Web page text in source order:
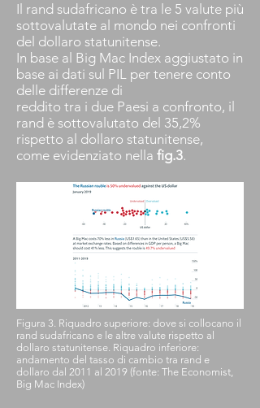
Il rand sudafricano è tra le 5 valute più
sottovalutate al mondo nei confronti
del dollaro statunitense.
In base al Big Mac Index aggiustato in
base ai dati sul PIL per tenere conto
delle differenze di
reddito tra i due Paesi a confronto, il
rand è sottovalutato del 35,2%
rispetto al dollaro statunitense,
come evidenziato nella fig.3.
Figura 3. Riquadro superiore: dove si collocano il
rand sudafricano e le altre valute rispetto al
dollaro statunitense. Riquadro inferiore:
andamento del tasso di cambio tra rand e
dollaro dal 2011 al 2019 (fonte: The Economist,
Big Mac Index)